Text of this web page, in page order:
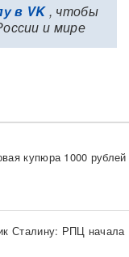
в VK, чтобы
и мире
купюра 1000 рублей
Сталину: РПЦ начала